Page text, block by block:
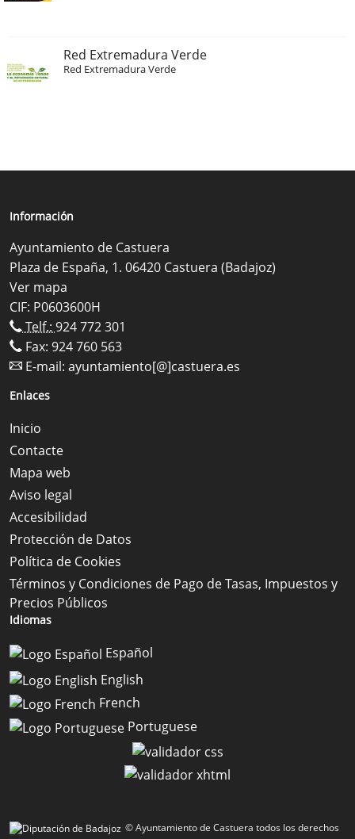
Red Extremadura Verde
Red Extremadura Verde
Información
Ayuntamiento de Castuera
Plaza de España, 1. 06420 Castuera (Badajoz)
Ver mapa
CIF: P0603600H
Telf.: 924 772 301
Fax: 924 760 563
E-mail: ayuntamiento[@]castuera.es
Enlaces
Inicio
Contacte
Mapa web
Aviso legal
Accesibilidad
Protección de Datos
Política de Cookies
Términos y Condiciones de Pago de Tasas, Impuestos y
Precios Públicos
Idiomas
Español
English
French
Portuguese
© Ayuntamiento de Castuera todos los derechos